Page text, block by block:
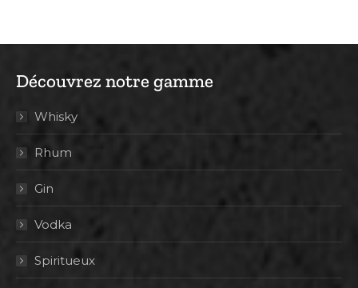
Découvrez notre gamme
Whisky
Rhum
Gin
Vodka
Spiritueux